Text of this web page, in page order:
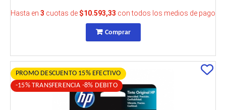
Hasta en 3 cuotas de $10.593,33 con todos los medios de pago
Comprar
PROMO DESCUENTO 15% EFECTIVO
-15% TRANSFERENCIA -8% DEBITO